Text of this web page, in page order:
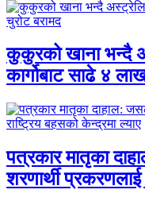
कुकुरको खाना भन्दै
कार्गोबाट साढे ४
पत्रकार मातृका
शरणार्थी